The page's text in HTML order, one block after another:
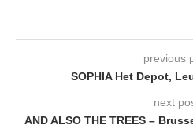
previous
SOPHIA Het Depot,
next
AND ALSO THE TREES –